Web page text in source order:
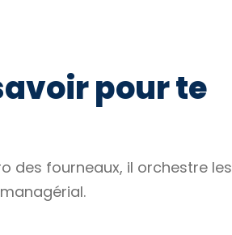
pour te
des fourneaux, il orchestre les